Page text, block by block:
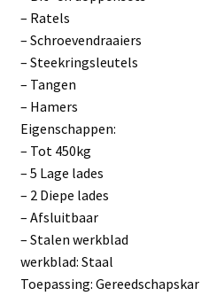
– Ratels
– Schroevendraaiers
– Steekringsleutels
– Tangen
– Hamers
Eigenschappen:
– Tot 450kg
– 5 Lage lades
– 2 Diepe lades
– Afsluitbaar
– Stalen werkblad
werkblad: Staal
Toepassing: Gereedschapskar